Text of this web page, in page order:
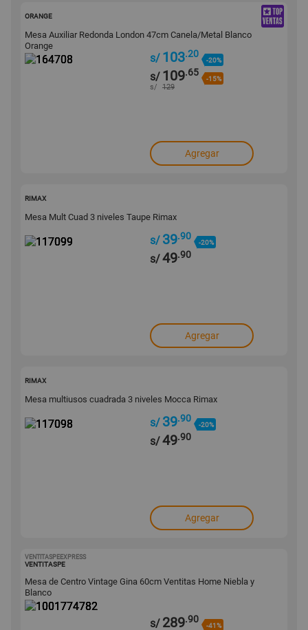
ORANGE
Mesa Auxiliar Redonda London 47cm Canela/Metal Blanco
Orange
s/ 103.20
-20%
s/ 109.65
-15%
s/ 129
Agregar
RIMAX
Mesa Mult Cuad 3 niveles Taupe Rimax
s/ 39.90
-20%
s/49.90
Agregar
RIMAX
Mesa multiusos cuadrada 3 niveles Mocca Rimax
s/ 39.90
-20%
s/49.90
Agregar
VENTITASPEEXPRESS
VENTITASPE
Mesa de Centro Vintage Gina 60cm Ventitas Home Niebla y
Blanco
s/ 289.90
-41%